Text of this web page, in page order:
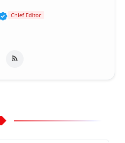
Verified Public Figure
Chief Editor